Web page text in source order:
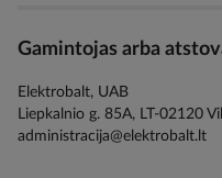
Gamintojas arba
Elektrobalt, UAB
Liepkalnio g. 85A, LT-02120
administracija@elektrobalt.lt